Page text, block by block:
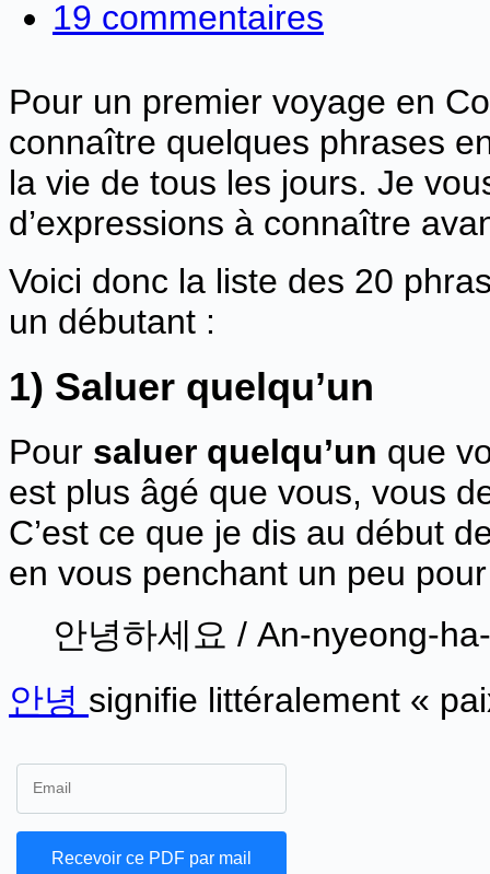
19 commentaires
Pour un premier voyage en
connaître quelques phrases
la vie de tous les jours. Je
d’expressions à connaître
Voici donc la liste des 20
un débutant :
1) Saluer quelqu’un
Pour saluer quelqu’un que
est plus âgé que vous, vous
C’est ce que je dis au début
en vous penchant un peu
안녕하세요 / An-nyeong-
안녕 signifie littéralement «